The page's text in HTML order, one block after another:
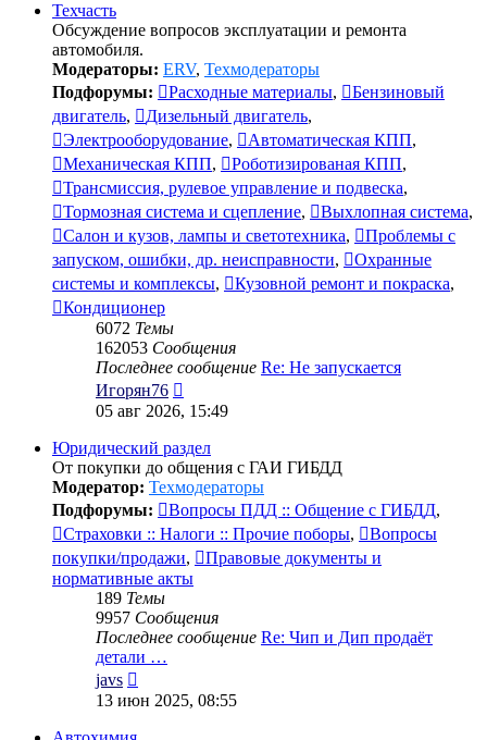
Техчасть
Обсуждение вопросов эксплуатации и ремонта
автомобиля.
Модераторы: ERV, Техмодераторы
Подфорумы:
Расходные материалы,
Бензиновый
двигатель, Дизельный двигатель,
Электрооборудование, Автоматическая КПП,
Механическая КПП, Роботизированая КПП,
Трансмиссия, рулевое управление и подвеска,
Тормозная система и сцепление, Выхлопная система,
Салон и кузов, лампы и светотехника,
Проблемы с
запуском, ошибки, др. неисправности,
Охранные
системы и комплексы, Кузовной ремонт и покраска,
Кондиционер
6072 Темы
162053 Сообщения
Последнее сообщение Re: Не запускается
Игорян76
к
сообщению
05 авг 2026, 15:49
Юридический раздел
От покупки до общения с ГАИ ГИБДД
Модератор: Техмодераторы
Подфорумы:
Вопросы ПДД :: Общение с ГИБДД,
Страховки :: Налоги :: Прочие поборы,
Вопросы
покупки/продажи,
Правовые документы и
нормативные акты
189 Темы
9957 Сообщения
Последнее сообщение Re: Чип и Дип продаёт
детали …
javs
к
13 июн 2025, 08:55